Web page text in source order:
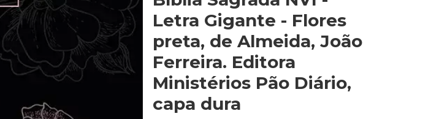
Letra Gigante - Flores
preta, de Almeida, João
Ferreira. Editora
Ministérios Pão Diário,
capa dura